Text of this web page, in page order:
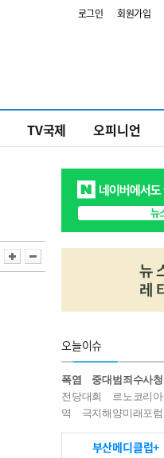
로그인 회원가입
TV국제 오피니언
오늘이슈
폭염 중대범죄수사청
전당대회
르노코리아
역
극지해양미래포럼
부산메디클럽+